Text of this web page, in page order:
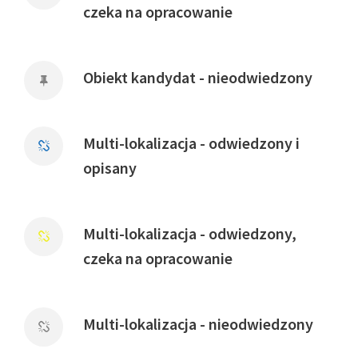
czeka na opracowanie
Obiekt kandydat - nieodwiedzony
Multi-lokalizacja - odwiedzony i
opisany
Multi-lokalizacja - odwiedzony,
czeka na opracowanie
Multi-lokalizacja - nieodwiedzony